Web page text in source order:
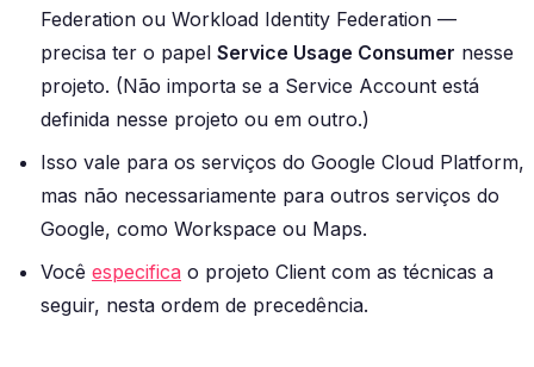
Federation ou Workload Identity Federation —
precisa ter o papel Service Usage Consumer nesse
projeto. (Não importa se a Service Account está
definida nesse projeto ou em outro.)
Isso vale para os serviços do Google Cloud Platform,
mas não necessariamente para outros serviços do
Google, como Workspace ou Maps.
Você especifica o projeto Client com as técnicas a
seguir, nesta ordem de precedência.